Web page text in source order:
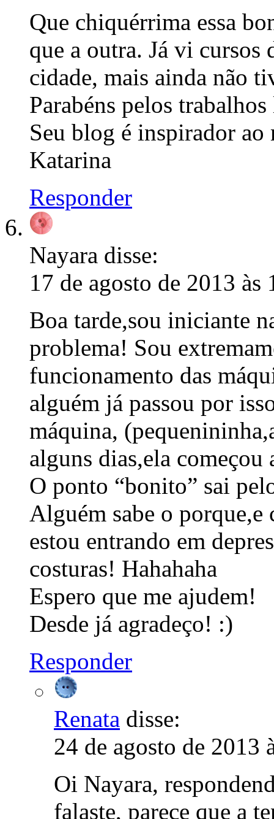
Que chiquérrima essa
que a outra. Já vi cursos
cidade, mais ainda não
Parabéns pelos
Seu blog é inspirador ao
Katarina
Responder
Nayara disse:
17 de agosto de 2013 às
Boa tarde,sou iniciante
problema! Sou
funcionamento das
alguém já passou por
máquina,
alguns dias,ela
O ponto “bonito” sai
Alguém sabe o porque,e
estou entrando em
costuras! Hahahaha
Espero que me ajudem!
Desde já agradeço! :)
Responder
Renata disse:
24 de agosto de 2013
Oi Nayara,
falaste, parece que a